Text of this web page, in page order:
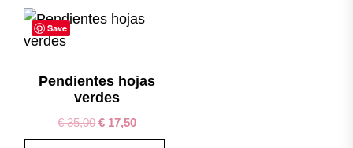
Save
Pendientes hojas
verdes
€35,00 € 17,50